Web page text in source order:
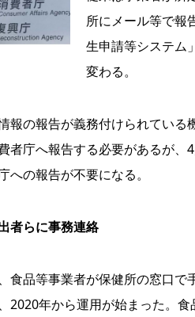
所にメール等で報
生申請等システム
変わる。
報の報告が義務付けられている
者庁へ報告する必要があるが
への報告が不要になる。
者らに事務連絡
食品等事業者が保健所の窓口
2020年から運用が始まった。